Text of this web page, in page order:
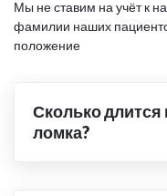
Мы не ставим на учёт к
фамилии наших
положение
Сколько длится
ломка?